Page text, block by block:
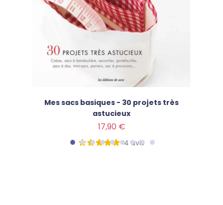
Mes sacs basiques - 30 projets très
astucieux
17,90 €
4avis